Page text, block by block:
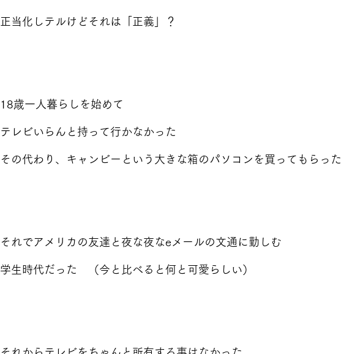
正当化しテルけどそれは「正義」？
18歳一人暮らしを始めて
テレビいらんと持って行かなかった
その代わり、キャンビーという大きな箱のパソコンを買ってもらった
それでアメリカの友達と夜な夜なeメールの文通に勤しむ
学生時代だった　（今と比べると何と可愛らしい）